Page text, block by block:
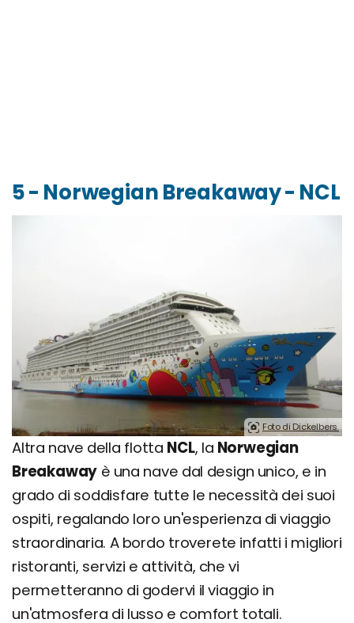
5 - Norwegian Breakaway - NCL
Foto di Dickelbers.
Altra nave della flotta NCL, la Norwegian
Breakaway è una nave dal design unico, e in
grado di soddisfare tutte le necessità dei suoi
ospiti, regalando loro un'esperienza di viaggio
straordinaria. A bordo troverete infatti i migliori
ristoranti, servizi e attività, che vi
permetteranno di godervi il viaggio in
un'atmosfera di lusso e comfort totali.